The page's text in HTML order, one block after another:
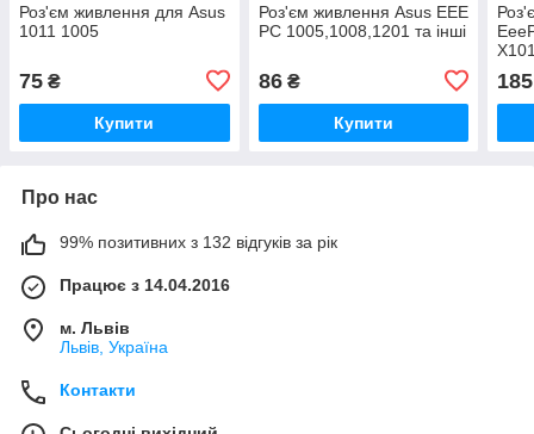
Роз'єм живлення для Asus
1011 1005
75 ₴
Купити
Роз'єм живлення Asus EEE
PC 1005,1008,1201 та інші
86₴
Купити
185
Про нас
99% позитивних з 132 відгуків за рік
Працює з 14.04.2016
м. Львів
Львів, Україна
Контакти